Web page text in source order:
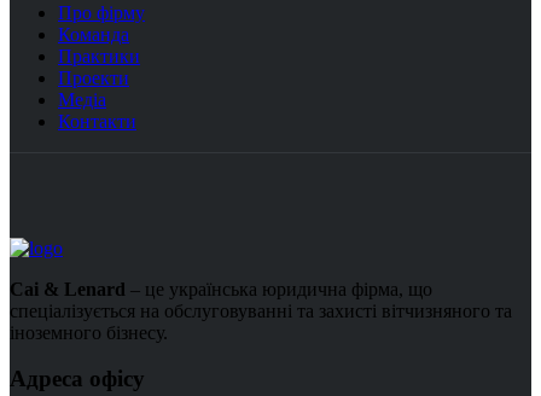
Про фірму
Команда
Практики
Проекти
Медіа
Контакти
Cai & Lenard – це українська юридична фірма, що
спеціалізується на обслуговуванні та захисті вітчизняного та
іноземного бізнесу.
Адреса офісу